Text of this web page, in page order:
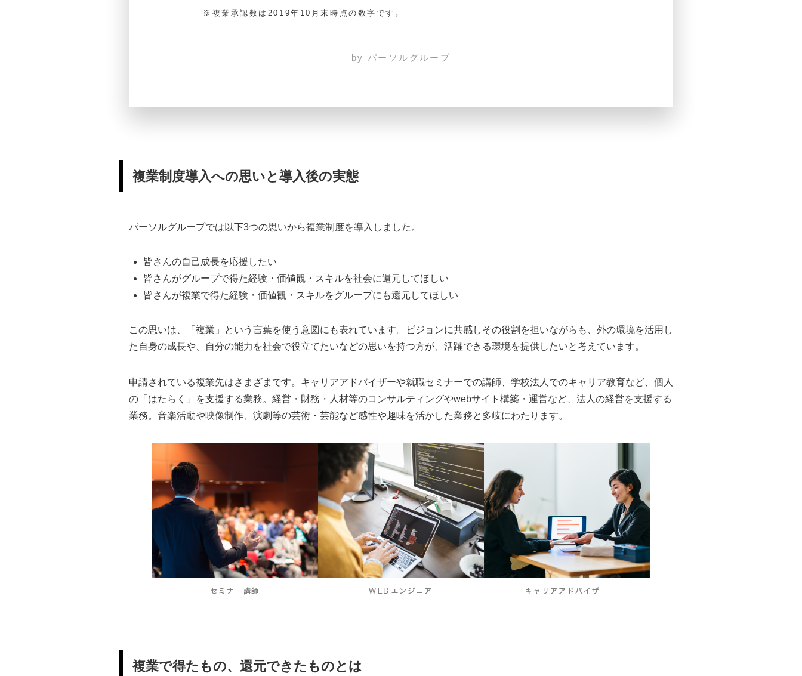
※複業承認数は2019年10月末時点の数字です。
by パーソルグループ
複業制度導入への思いと導入後の実態
パーソルグループでは以下3つの思いから複業制度を導入しました。
皆さんの自己成長を応援したい
皆さんがグループで得た経験・価値観・スキルを社会に還元してほしい
皆さんが複業で得た経験・価値観・スキルをグループにも還元してほしい
この思いは、「複業」という言葉を使う意図にも表れています。ビジョンに共感しその役割を担いながらも、外の環境を活用し
た自身の成長や、自分の能力を社会で役立てたいなどの思いを持つ方が、活躍できる環境を提供したいと考えています。
申請されている複業先はさまざまです。キャリアアドバイザーや就職セミナーでの講師、学校法人でのキャリア教育など、個人
の「はたらく」を支援する業務。経営・財務・人材等のコンサルティングやwebサイト構築・運営など、法人の経営を支援する
業務。音楽活動や映像制作、演劇等の芸術・芸能など感性や趣味を活かした業務と多岐にわたります。
複業で得たもの、還元できたものとは